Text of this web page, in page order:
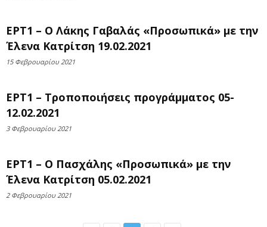
ΕΡΤ1 – Ο Λάκης Γαβαλάς «Προσωπικά» με την
Έλενα Κατρίτση 19.02.2021
15 Φεβρουαρίου 2021
ΕΡΤ1 – Τροποποιήσεις προγράμματος 05-
12.02.2021
3 Φεβρουαρίου 2021
ΕΡΤ1 – Ο Πασχάλης «Προσωπικά» με την
Έλενα Κατρίτση 05.02.2021
2 Φεβρουαρίου 2021